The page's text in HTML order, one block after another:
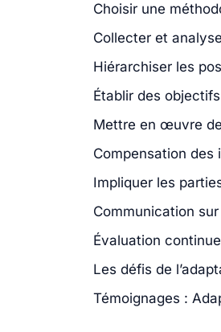
Choisir une
Collecter et
Hiérarchiser les
Établir des
Mettre en œuvre
Compensation des
Impliquer les
Communication
Évaluation
Les défis de
Témoignages :